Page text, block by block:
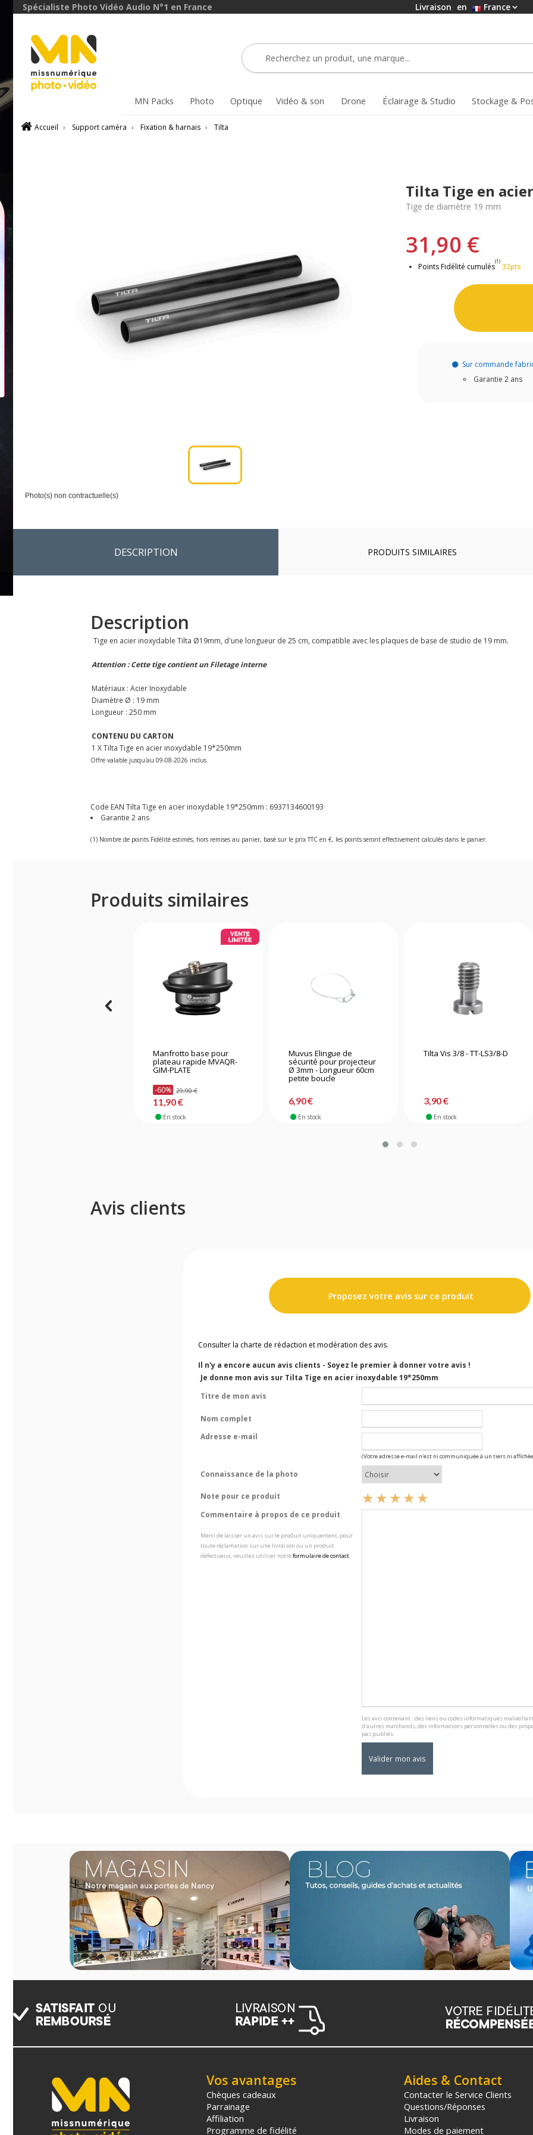
Spécialiste Photo Vidéo Audio N°1 en France Livraison en France
MN Packs Photo Optique Vidéo & son Drone Éclairage & Studio Stockage &
Accueil › Support caméra › Fixation & harnais › Tilta
Photo(s) non contractuelle(s)
Tilta Tige en
Tige de diamètre 19 mm
31,90 €
Points Fidélité cumulés
(1)
32pts
Sur commande
Garantie 2 ans
DESCRIPTION PRODUITS SIMILAIRES
Description
Tige en acier inoxydable Tilta Ø19mm, d'une longueur de 25 cm, compatible avec les plaques de base de studio de 19 mm.
Attention : Cette tige contient un Filetage interne
Matériaux : Acier Inoxydable
Diamètre Ø : 19 mm
Longueur : 250 mm
CONTENU DU CARTON
1 X Tilta Tige en acier inoxydable 19*250mm
Offre valable jusqu'au 09-08-2026 inclus.
Code EAN Tilta Tige en acier inoxydable 19*250mm : 6937134600193
Garantie 2 ans
(1) Nombre de points Fidélité estimés, hors remises au panier, basé sur le prix TTC en €, les points seront effectivement calculés dans le panier.
Produits similaires
Manfrotto base pour
plateau rapide MVAQR-
GIM-PLATE
-60% 29,90 €
11,90 €
En stock
Muvus Elingue de
sécurité pour projecteur
Ø 3mm - Longueur 60cm
petite boucle
6,90 €
En stock
Tilta Vis 3/8 - TT-LS3/8-D
3,90 €
En stock
Avis clients
Proposez votre avis sur ce produit
Consulter la charte de rédaction et modération des avis.
Il n'y a encore aucun avis clients - Soyez le premier à donner votre avis !
Je donne mon avis sur Tilta Tige en acier inoxydable 19*250mm
Titre de mon avis
Nom complet
Adresse e-mail
(Votre adresse e-mail n'est ni communiquée à un tiers ni
Connaissance de la photo
Note pour ce produit
Commentaire à propos de ce produit
Merci de laisser un avis sur le produit uniquement, pour
toute réclamation sur une livraison ou un produit
défectueux, veuillez utiliser notreformulaire de contact.
Les avis contenant : des liens ou codes informatiques
d'autres marchands, des informations personnelles ou des
pas publiés.
Vos avantages
Chèques cadeaux
Parrainage
Affiliation
Programme de fidélité
Aides & Contact
Contacter le Service Clients
Questions/Réponses
Livraison
Modes de paiement